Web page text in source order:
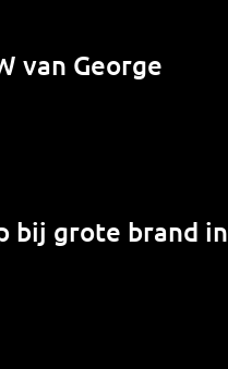
van George
bij grote brand in